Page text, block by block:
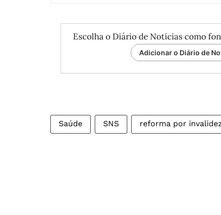
Escolha o Diário de Notícias como
Adicionar o Diário de
Saúde SNS reforma por